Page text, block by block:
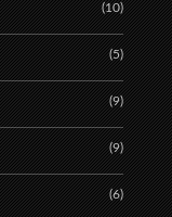
(10)
(5)
(9)
(9)
(6)